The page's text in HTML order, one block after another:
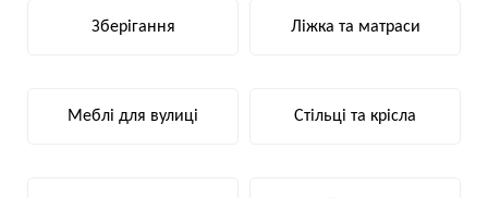
Зберігання Ліжка та матраси
Меблі для вулиці Стільці та крісла